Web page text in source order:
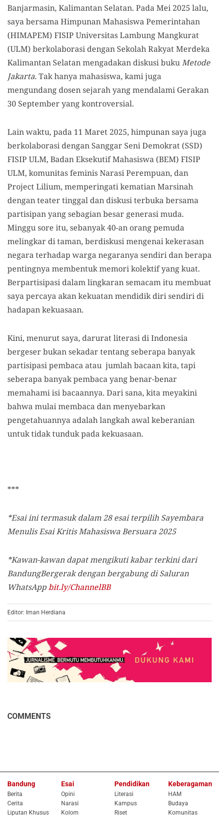
Banjarmasin, Kalimantan Selatan. Pada Mei 2025 lalu,
saya bersama Himpunan Mahasiswa Pemerintahan
(HIMAPEM) FISIP Universitas Lambung Mangkurat
(ULM) berkolaborasi dengan Sekolah Rakyat Merdeka
Kalimantan Selatan mengadakan diskusi bukuMetode
Jakarta. Tak hanya mahasiswa, kami juga
mengundang dosen sejarah yang mendalami Gerakan
30 September yang kontroversial.
Lain waktu, pada 11 Maret 2025, himpunan saya juga
berkolaborasi dengan Sanggar Seni Demokrat (SSD)
FISIP ULM, Badan Eksekutif Mahasiswa (BEM) FISIP
ULM, komunitas feminis Narasi Perempuan, dan
Project Lilium, memperingati kematian Marsinah
dengan teater tinggal dan diskusi terbuka bersama
partisipan yang sebagian besar generasi muda.
Minggu sore itu, sebanyak 40-an orang pemuda
melingkar di taman, berdiskusi mengenai kekerasan
negara terhadap warga negaranya sendiri dan berapa
pentingnya membentuk memori kolektif yang kuat.
Berpartisipasi dalam lingkaran semacam itu membuat
saya percaya akan kekuatan mendidik diri sendiri di
hadapan kekuasaan.
Kini, menurut saya, darurat literasi di Indonesia
bergeser bukan sekadar tentang seberapa banyak
partisipasi pembaca atau jumlah bacaan kita, tapi
seberapa banyak pembaca yang benar-benar
memahami isi bacaannya. Dari sana, kita meyakini
bahwa mulai membaca dan menyebarkan
pengetahuannya adalah langkah awal keberanian
untuk tidak tunduk pada kekuasaan.
***
*Esai ini termasuk dalam 28 esai terpilih Sayembara
Menulis Esai Kritis Mahasiswa Bersuara 2025
*Kawan-kawan dapat mengikuti kabar terkini dari
BandungBergerak dengan bergabung di Saluran
WhatsAppbit.ly/ChannelBB
Editor: Iman Herdiana
COMMENTS
Bandung
Berita
Cerita
Liputan Khusus
Esai
Opini
Narasi
Kolom
Pendidikan
Literasi
Kampus
Riset
Keberagaman
HAM
Budaya
Komunitas